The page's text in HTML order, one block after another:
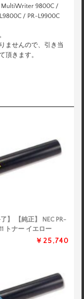
MultiWriter 9800C /
/ PR-L9900C
ませんので、引き当
頂きます。
了】 【純正】 NEC PR-
トナー イエロー
￥25,740